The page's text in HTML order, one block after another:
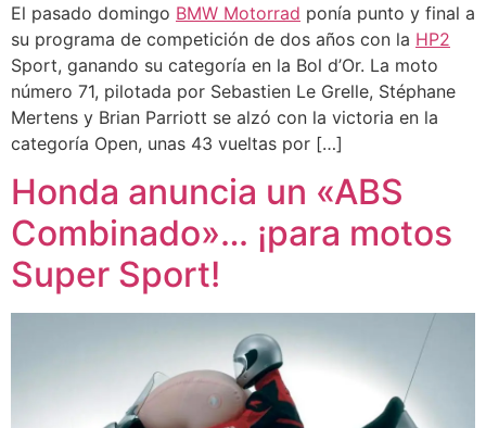
El pasado domingo BMW Motorrad ponía punto y final a
su programa de competición de dos años con la HP2
Sport, ganando su categoría en la Bol d’Or. La moto
número 71, pilotada por Sebastien Le Grelle, Stéphane
Mertens y Brian Parriott se alzó con la victoria en la
categoría Open, unas 43 vueltas por […]
Honda anuncia un «ABS
Combinado»… ¡para motos
Super Sport!